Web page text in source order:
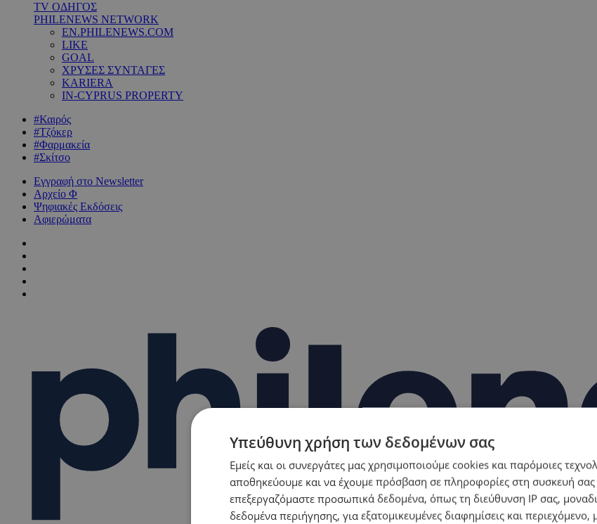
TV ΟΔΗΓΟΣ
PHILENEWS NETWORK
EN.PHILENEWS.COM
LIKE
GOAL
ΧΡΥΣΕΣ ΣΥΝΤΑΓΕΣ
KARIERA
IN-CYPRUS PROPERTY
#Καιρός
#Τζόκερ
#Φαρμακεία
#Σκίτσο
Εγγραφή στο Newsletter
Αρχείο Φ
Ψηφιακές Εκδόσεις
Αφιερώματα
Υπεύθυνη χρήση των δεδομένων σας
Εμείς και οι συνεργάτες μας χρησιμοποιούμε cookies και παρόμοιες
αποθηκεύουμε και να έχουμε πρόσβαση σε πληροφορίες στη συσκευή σας
επεξεργαζόμαστε προσωπικά δεδομένα, όπως τη διεύθυνση IP σας,
δεδομένα περιήγησης, για εξατομικευμένες διαφημίσεις και